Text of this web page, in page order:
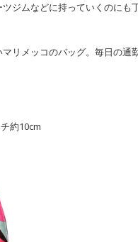
ジムなどに持っていくのにも
リメッコのバッグ。毎日の通
約10cm